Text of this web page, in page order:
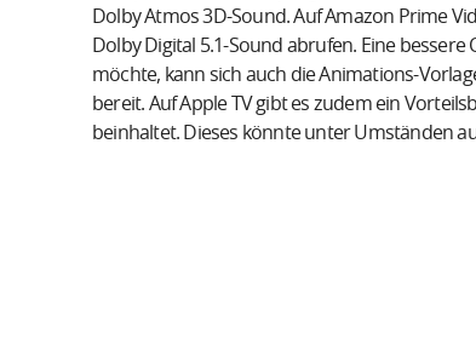
Dolby Atmos 3D-Sound. Auf Amazon Prime
Dolby Digital 5.1-Sound abrufen. Eine
möchte, kann sich auch die Animations-
bereit. Auf Apple TV gibt es zudem ein
beinhaltet. Dieses könnte unter Umständen